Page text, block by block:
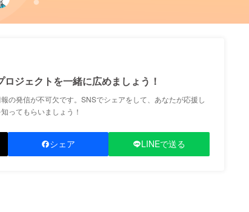
ジェクトを一緒に広めましょう！
の発信が不可欠です。SNSでシェアをして、あなたが応援し
ってもらいましょう！
シェア LINEで送る